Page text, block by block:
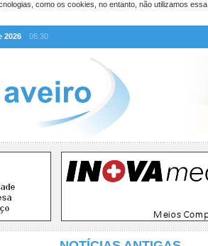
como os cookies, no entanto, não utilizamos
2026
06:30